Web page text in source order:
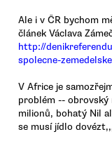
Ale i v ČR bychom
článek Václava
http://
spolecne-
V Africe je
problém -- obrovský
milionů, bohatý Nil
se musí jídlo